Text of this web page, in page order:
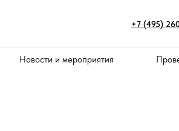
+7 (495)
Новости и мероприятия